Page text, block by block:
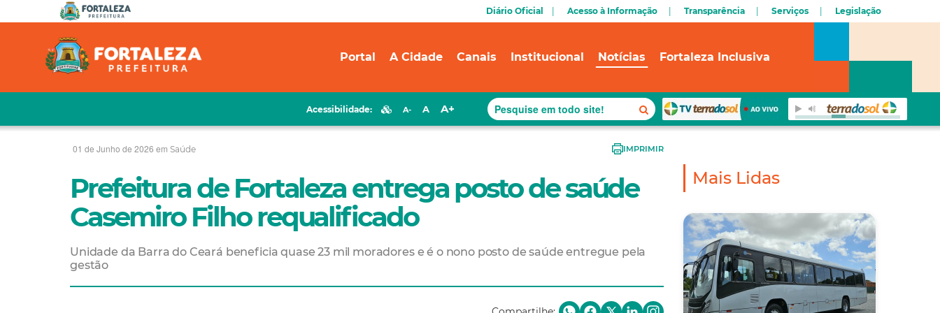
Diário Oficial Acesso à Informação Transparência Serviços Legislação
Portal A Cidade Canais Institucional Notícias Fortaleza Inclusiva
Acessibilidade: A- A A+
01 de Junho de 2026 em Saúde IMPRIMIR
Prefeitura de Fortaleza entrega posto de saúde
Casemiro Filho requalificado
Unidade da Barra do Ceará beneficia quase 23 mil moradores e é o nono posto de saúde entregue pela
gestão
Mais Lidas